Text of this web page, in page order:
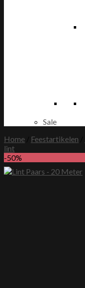
Sale
Home
Feestartikelen
lint
-50%